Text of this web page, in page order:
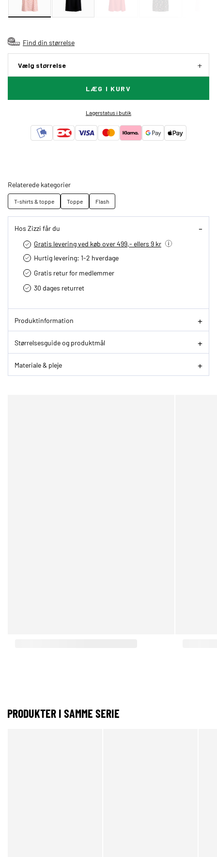
Find din størrelse
Vælg størrelse
LÆG I KURV
Lagerstatus i butik
Relaterede kategorier
T-shirts & toppe Toppe Flash
Hos Zizzi får du
Gratis levering ved køb over 499,- ellers 9 kr
Hurtig levering­: 1-2 hverdage
Gratis retur for medlemmer
30 dages returret
Produktinformation
Størrelsesguide og produktmål
Materiale & pleje
PRODUKTER I SAMME SERIE